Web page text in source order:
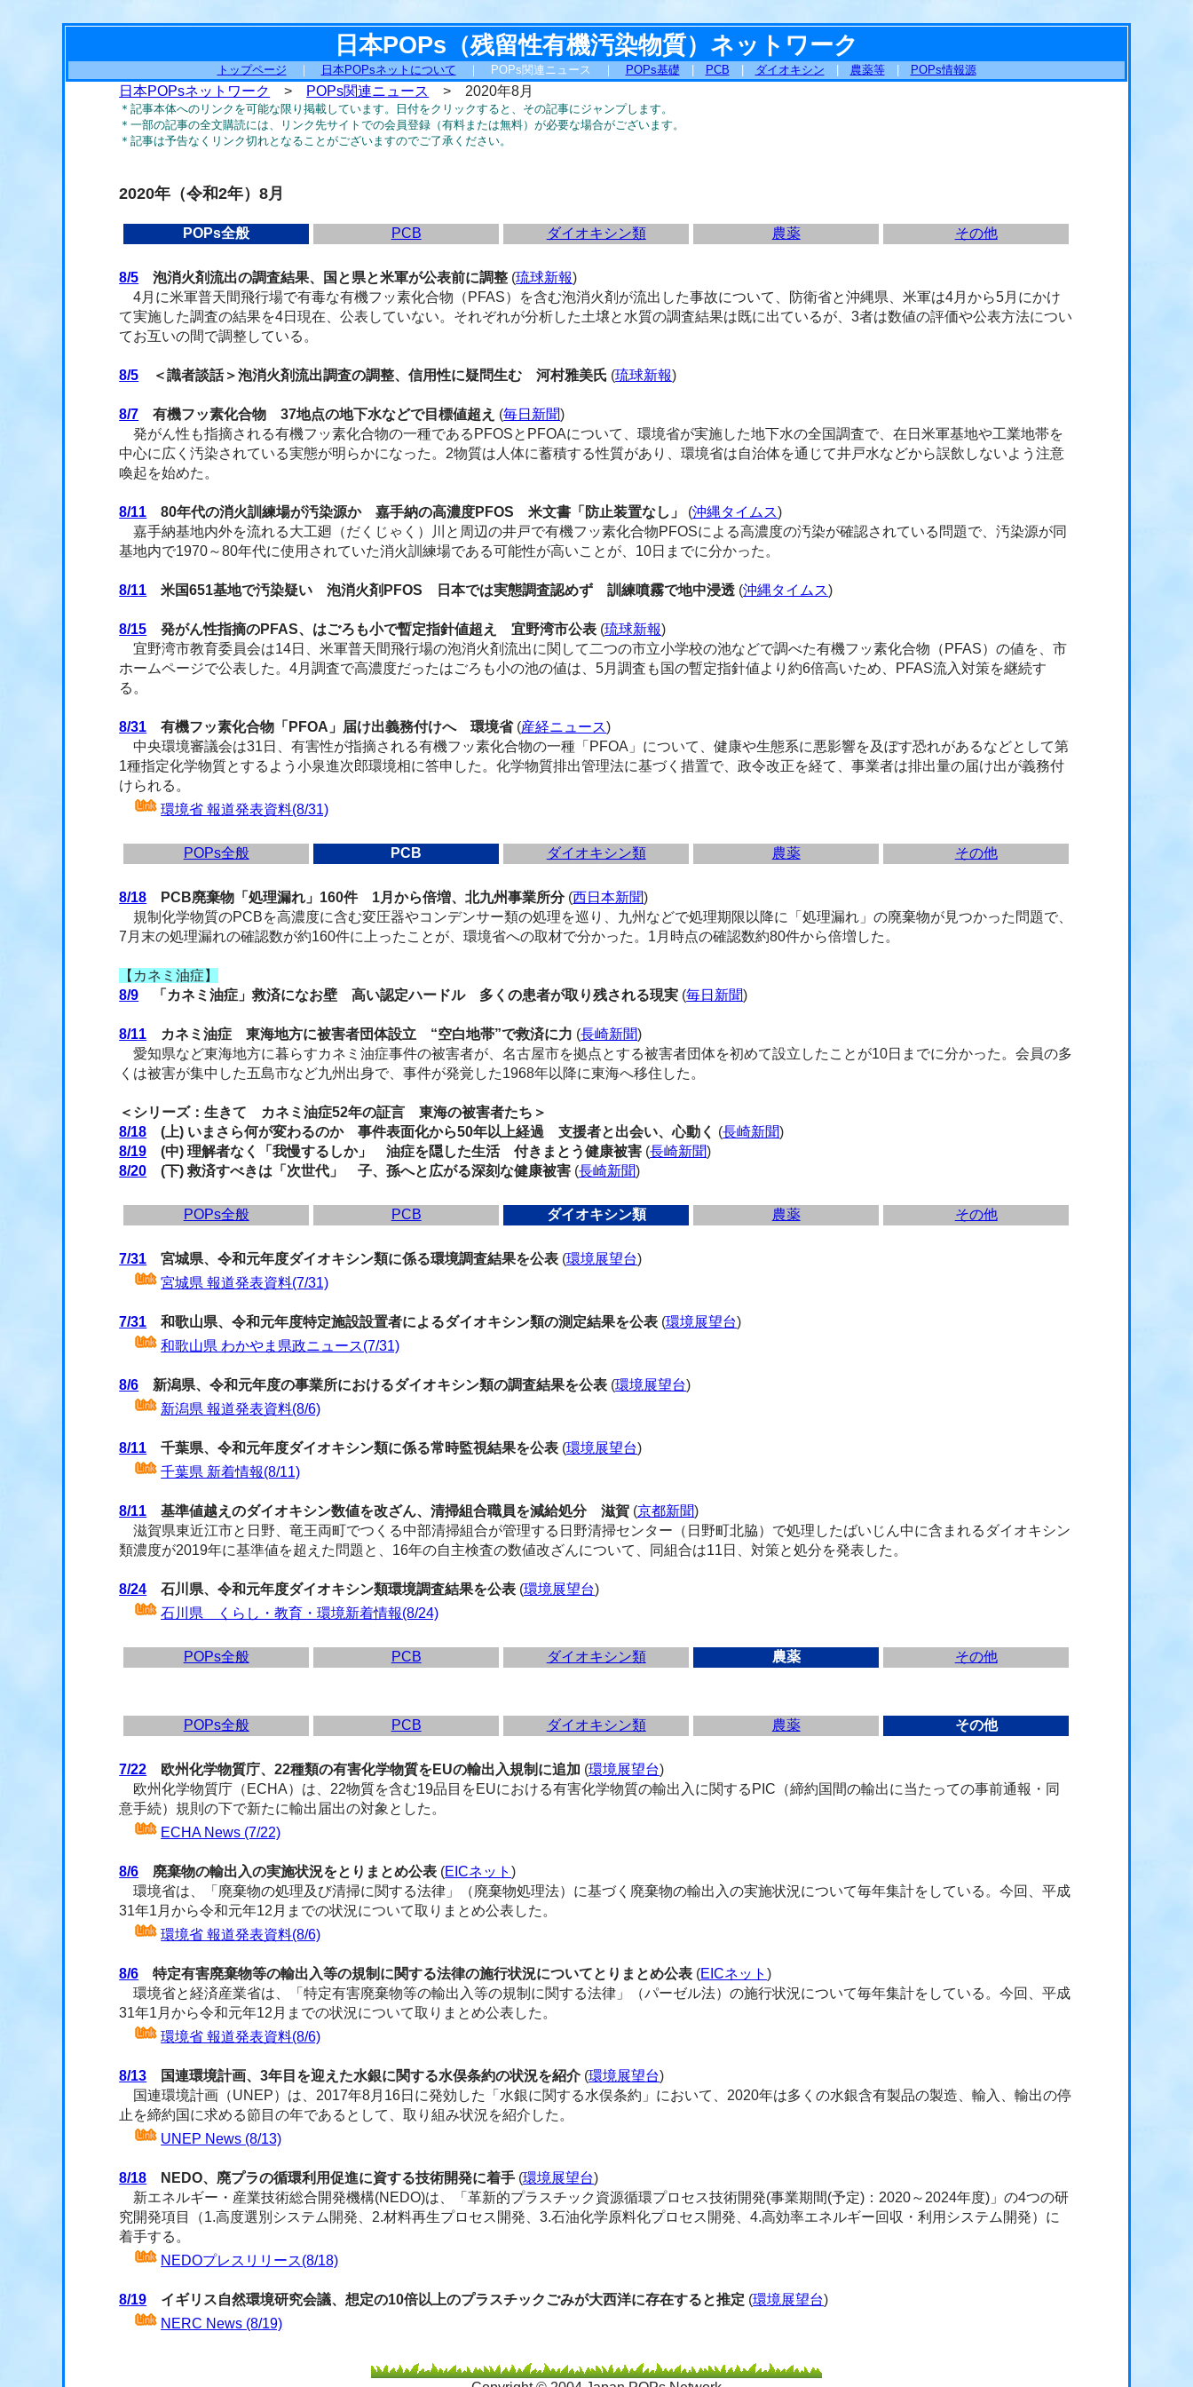
日本POPs（残留性有機汚染物質）ネットワーク
トップページ 日本POPsネットについて ｜ POPs関連ニュース ｜ POPs基礎 PCB ダイオキシン 農薬等| POPs情報源
日本POPsネットワーク > POPs関連ニュース > 2020年8月
＊記事本体へのリンクを可能な限り掲載しています。日付をクリックすると、その記事にジャンプします。
＊一部の記事の全文購読には、リンク先サイトでの会員登録（有料または無料）が必要な場合がございます。
＊記事は予告なくリンク切れとなることがございますのでご了承ください。
2020年（令和2年）8月
POPs全般 PCB ダイオキシン類 農薬 その他
8/5 泡消火剤流出の調査結果、国と県と米軍が公表前に調整 (琉球新報)
4月に米軍普天間飛行場で有毒な有機フッ素化合物（PFAS）を含む泡消火剤が流出した事故について、防衛省と沖縄県、米軍は4月から5月にかけ
て実施した調査の結果を4日現在、公表していない。それぞれが分析した土壌と水質の調査結果は既に出ているが、3者は数値の評価や公表方法につい
てお互いの間で調整している。
8/5 ＜識者談話＞泡消火剤流出調査の調整、信用性に疑問生む 河村雅美氏 (琉球新報)
8/7 有機フッ素化合物 37地点の地下水などで目標値超え (毎日新聞)
発がん性も指摘される有機フッ素化合物の一種であるPFOSとPFOAについて、環境省が実施した地下水の全国調査で、在日米軍基地や工業地帯を
中心に広く汚染されている実態が明らかになった。2物質は人体に蓄積する性質があり、環境省は自治体を通じて井戸水などから誤飲しないよう注意
喚起を始めた。
8/11 80年代の消火訓練場が汚染源か 嘉手納の高濃度PFOS 米文書「防止装置なし」 (沖縄タイムス)
嘉手納基地内外を流れる大工廻（だくじゃく）川と周辺の井戸で有機フッ素化合物PFOSによる高濃度の汚染が確認されている問題で、汚染源が同
基地内で1970～80年代に使用されていた消火訓練場である可能性が高いことが、10日までに分かった。
8/11 米国651基地で汚染疑い 泡消火剤PFOS 日本では実態調査認めず 訓練噴霧で地中浸透 (沖縄タイムス)
8/15 発がん性指摘のPFAS、はごろも小で暫定指針値超え 宜野湾市公表 (琉球新報)
宜野湾市教育委員会は14日、米軍普天間飛行場の泡消火剤流出に関して二つの市立小学校の池などで調べた有機フッ素化合物（PFAS）の値を、市
ホームページで公表した。4月調査で高濃度だったはごろも小の池の値は、5月調査も国の暫定指針値より約6倍高いため、PFAS流入対策を継続す
る。
8/31 有機フッ素化合物「PFOA」届け出義務付けへ 環境省(産経ニュース)
中央環境審議会は31日、有害性が指摘される有機フッ素化合物の一種「PFOA」について、健康や生態系に悪影響を及ぼす恐れがあるなどとして第
1種指定化学物質とするよう小泉進次郎環境相に答申した。化学物質排出管理法に基づく措置で、政令改正を経て、事業者は排出量の届け出が義務付
けられる。
環境省 報道発表資料(8/31)
POPs全般 PCB ダイオキシン類 農薬 その他
8/18 PCB廃棄物「処理漏れ」160件 1月から倍増、北九州事業所分(西日本新聞)
規制化学物質のPCBを高濃度に含む変圧器やコンデンサー類の処理を巡り、九州などで処理期限以降に「処理漏れ」の廃棄物が見つかった問題で、
7月末の処理漏れの確認数が約160件に上ったことが、環境省への取材で分かった。1月時点の確認数約80件から倍増した。
【カネミ油症】
8/9 「カネミ油症」救済になお壁 高い認定ハードル 多くの患者が取り残される現実 (毎日新聞)
8/11 カネミ油症 東海地方に被害者団体設立 “空白地帯”で救済に力 (長崎新聞)
愛知県など東海地方に暮らすカネミ油症事件の被害者が、名古屋市を拠点とする被害者団体を初めて設立したことが10日までに分かった。会員の多
くは被害が集中した五島市など九州出身で、事件が発覚した1968年以降に東海へ移住した。
＜シリーズ：生きて カネミ油症52年の証言 東海の被害者たち＞
8/18 (上) いまさら何が変わるのか 事件表面化から50年以上経過 支援者と出会い、心動く (長崎新聞)
8/19 (中) 理解者なく「我慢するしか」 油症を隠した生活 付きまとう健康被害 (長崎新聞)
8/20 (下) 救済すべきは「次世代」 子、孫へと広がる深刻な健康被害 (長崎新聞)
POPs全般 PCB ダイオキシン類 農薬 その他
7/31 宮城県、令和元年度ダイオキシン類に係る環境調査結果を公表 (環境展望台)
宮城県 報道発表資料(7/31)
7/31 和歌山県、令和元年度特定施設設置者によるダイオキシン類の測定結果を公表 (環境展望台)
和歌山県 わかやま県政ニュース(7/31)
8/6 新潟県、令和元年度の事業所におけるダイオキシン類の調査結果を公表 (環境展望台)
新潟県 報道発表資料(8/6)
8/11 千葉県、令和元年度ダイオキシン類に係る常時監視結果を公表 (環境展望台)
千葉県 新着情報(8/11)
8/11 基準値越えのダイオキシン数値を改ざん、清掃組合職員を減給処分 滋賀 (京都新聞)
滋賀県東近江市と日野、竜王両町でつくる中部清掃組合が管理する日野清掃センター（日野町北脇）で処理したばいじん中に含まれるダイオキシン
類濃度が2019年に基準値を超えた問題と、16年の自主検査の数値改ざんについて、同組合は11日、対策と処分を発表した。
8/24 石川県、令和元年度ダイオキシン類環境調査結果を公表 (環境展望台)
石川県 くらし・教育・環境新着情報(8/24)
POPs全般 PCB ダイオキシン類 農薬 その他
POPs全般 PCB ダイオキシン類 農薬 その他
7/22 欧州化学物質庁、22種類の有害化学物質をEUの輸出入規制に追加 (環境展望台)
欧州化学物質庁（ECHA）は、22物質を含む19品目をEUにおける有害化学物質の輸出入に関するPIC（締約国間の輸出に当たっての事前通報・同
意手続）規則の下で新たに輸出届出の対象とした。
ECHA News (7/22)
8/6 廃棄物の輸出入の実施状況をとりまとめ公表 (EICネット)
環境省は、「 廃棄物の処理及び清掃に関する法律」（廃棄物処理法）に基づく 廃棄物の輸出入の実施状況について毎年集計をしている。今回、平成
31年1月から令和元年12月までの状況について取りまとめ公表した。
環境省 報道発表資料(8/6)
8/6 特定有害廃棄物等の輸出入等の規制に関する法律の施行状況についてとりまとめ公表 (EICネット)
環境省と経済産業省は、「特定有害廃棄物等の輸出入等の規制に関する法律」（パーゼル法）の施行状況について毎年集計をしている。今回、平成
31年1月から令和元年12月までの状況について取りまとめ公表した。
環境省 報道発表資料(8/6)
8/13 国連環境計画、3年目を迎えた水銀に関する水俣条約の状況を紹介(環境展望台)
国連環境計画（UNEP）は、2017年8月16日に発効した「水銀に関する水俣条約」において、2020年は多くの水銀含有製品の製造、輸入、輸出の停
止を締約国に求める節目の年であるとして、取り組み状況を紹介した。
UNEP News (8/13)
8/18 NEDO、廃プラの循環利用促進に資する技術開発に着手 (環境展望台)
新エネルギー・産業技術総合開発機構(NEDO)は、「革新的プラスチック資源循環プロセス技術開発(事業期間(予定)：2020～2024年度)」の4つの研
究開発項目（1.高度選別システム開発、2.材料再生プロセス開発、3.石油化学原料化プロセス開発、4.高効率エネルギー回収・利用システム開発）に
着手する。
NEDOプレスリリース(8/18)
8/19 イギリス自然環境研究会議、想定の10倍以上のプラスチックごみが大西洋に存在すると推定 (環境展望台)
NERC News (8/19)